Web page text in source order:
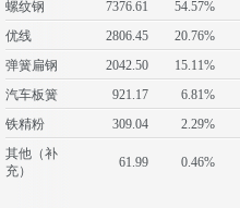
螺纹钢
7376.61 54.57%
优线
2806.45 20.76%
弹簧扁钢
2042.50 15.11%
汽车板簧
921.17 6.81%
铁精粉
309.04 2.29%
其他（补
充）
61.99 0.46%